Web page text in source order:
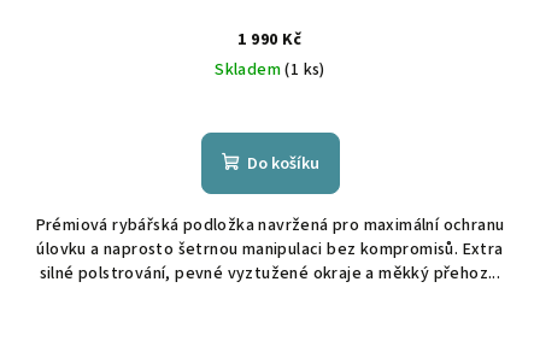
1 990 Kč
Skladem(1 ks)
Do košíku
Prémiová rybářská podložka navržená pro maximální ochranu
úlovku a naprosto šetrnou manipulaci bez kompromisů. Extra
silné polstrování, pevné vyztužené okraje a měkký přehoz...